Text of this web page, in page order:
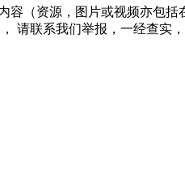
（资源，图片或视频亦包
请联系我们举报，一经查实